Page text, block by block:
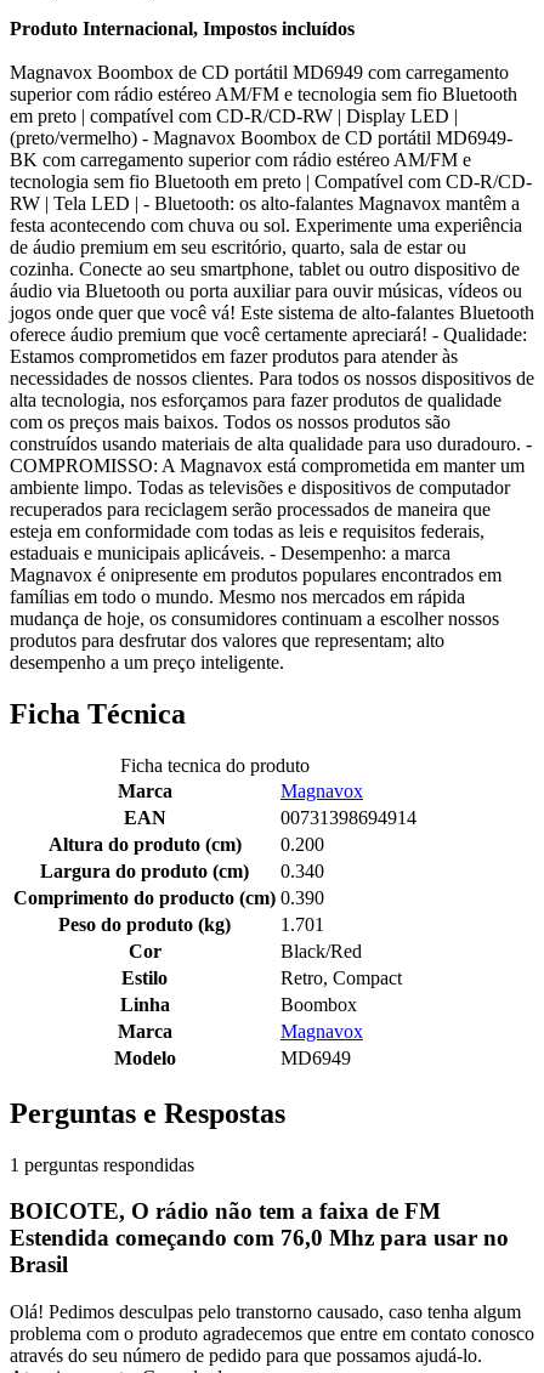
Produto Internacional, Impostos incluídos
Magnavox Boombox de CD portátil MD6949 com carregamento
superior com rádio estéreo AM/FM e tecnologia sem fio Bluetooth
em preto | compatível com CD-R/CD-RW | Display LED |
(preto/vermelho) - Magnavox Boombox de CD portátil MD6949-
BK com carregamento superior com rádio estéreo AM/FM e
tecnologia sem fio Bluetooth em preto | Compatível com CD-R/CD-
RW | Tela LED | - Bluetooth: os alto-falantes Magnavox mantêm a
festa acontecendo com chuva ou sol. Experimente uma experiência
de áudio premium em seu escritório, quarto, sala de estar ou
cozinha. Conecte ao seu smartphone, tablet ou outro dispositivo de
áudio via Bluetooth ou porta auxiliar para ouvir músicas, vídeos ou
jogos onde quer que você vá! Este sistema de alto-falantes Bluetooth
oferece áudio premium que você certamente apreciará! - Qualidade:
Estamos comprometidos em fazer produtos para atender às
necessidades de nossos clientes. Para todos os nossos dispositivos de
alta tecnologia, nos esforçamos para fazer produtos de qualidade
com os preços mais baixos. Todos os nossos produtos são
construídos usando materiais de alta qualidade para uso duradouro. -
COMPROMISSO: A Magnavox está comprometida em manter um
ambiente limpo. Todas as televisões e dispositivos de computador
recuperados para reciclagem serão processados de maneira que
esteja em conformidade com todas as leis e requisitos federais,
estaduais e municipais aplicáveis. - Desempenho: a marca
Magnavox é onipresente em produtos populares encontrados em
famílias em todo o mundo. Mesmo nos mercados em rápida
mudança de hoje, os consumidores continuam a escolher nossos
produtos para desfrutar dos valores que representam; alto
desempenho a um preço inteligente.
Ficha Técnica
Ficha tecnica do produto
Marca
Magnavox
EAN
00731398694914
Altura do produto (cm)
0.200
Largura do produto (cm)
0.340
Comprimento do producto (cm) 0.390
Peso do produto (kg)
1.701
Cor
Black/Red
Estilo
Retro, Compact
Linha
Boombox
Marca
Magnavox
Modelo
MD6949
Perguntas e Respostas
1 perguntas respondidas
BOICOTE, O rádio não tem a faixa de FM
Estendida começando com 76,0 Mhz para usar no
Brasil
Olá! Pedimos desculpas pelo transtorno causado, caso tenha algum
problema com o produto agradecemos que entre em contato conosco
através do seu número de pedido para que possamos ajudá-lo.